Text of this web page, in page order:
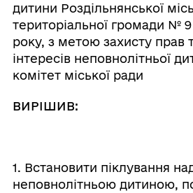
дитини Роздільнянської
територіальної громади № 9
року, з метою захисту прав
інтересів неповнолітньої
комітет міської ради
ВИРІШИВ:
1. Встановити піклування
неповнолітньою дитиною,